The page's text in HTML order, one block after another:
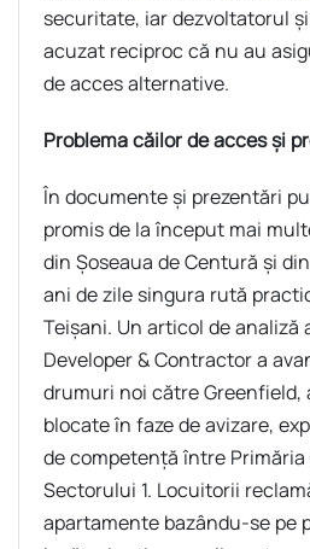
securitate, iar dezvoltatorul
acuzat reciproc că nu au
de acces alternative.
Problema căilor de acces și
În documente și prezentări
promis de la început mai
din Șoseaua de Centură și
ani de zile singura rută
Teișani. Un articol de analiză
Developer & Contractor a
drumuri noi către Greenfield,
blocate în faze de avizare,
de competență între
Sectorului 1. Locuitorii
apartamente bazându-se pe